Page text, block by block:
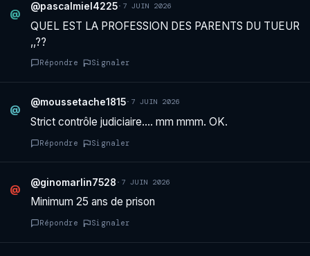
@
@pascalmiel4225· 7 JUIN 2026
QUEL EST LA PROFESSION DES PARENTS DU TUEUR
,,??
Répondre Signaler
@
@moussetache1815· 7 JUIN 2026
Strict contrôle judiciaire…. mm mmm. OK.
Répondre Signaler
@
@ginomarlin7528 · 7 JUIN 2026
Minimum 25 ans de prison
Répondre Signaler